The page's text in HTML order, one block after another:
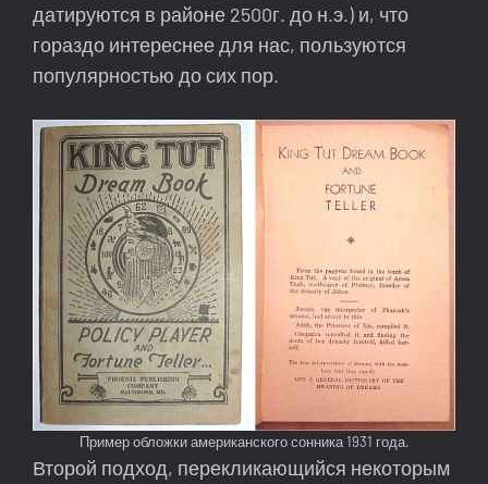
датируются в районе 2500г. до н.э.) и, что
гораздо интереснее для нас, пользуются
популярностью до сих пор.
Пример обложки американского сонника 1931 года.
Второй подход, перекликающийся некоторым